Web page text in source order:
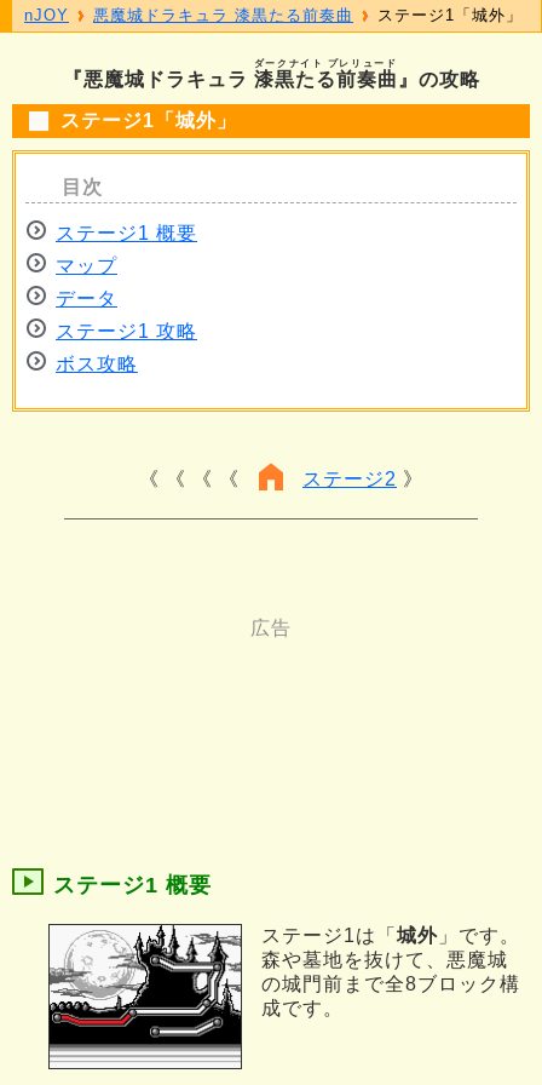
『悪魔城ドラキュラ 漆黒たる前奏曲
ダークナイト プレリュード
』の攻略
ステージ1「城外」
ステージ1 概要
マップ
データ
ステージ1 攻略
ボス攻略
《 《 《 ステージ2
ステージ1 概要
ステージ1は「 城外 」です。
森や墓地を抜けて、悪魔城
の城門前まで全8ブロック構
成です。
nJOY 悪魔城ドラキュラ 漆黒たる前奏曲 ステージ1「城外」